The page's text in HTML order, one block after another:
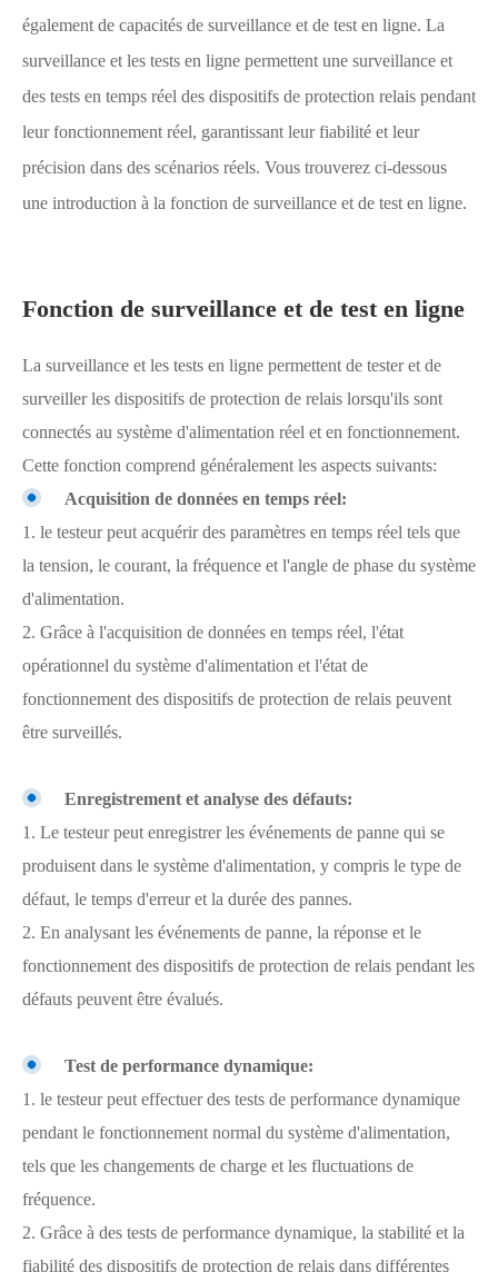
également de capacités de surveillance et de test en ligne. La
surveillance et les tests en ligne permettent une surveillance et
des tests en temps réel des dispositifs de protection relais pendant
leur fonctionnement réel, garantissant leur fiabilité et leur
précision dans des scénarios réels. Vous trouverez ci-dessous
une introduction à la fonction de surveillance et de test en ligne.
Fonction de surveillance et de test en ligne
La surveillance et les tests en ligne permettent de tester et de
surveiller les dispositifs de protection de relais lorsqu'ils sont
connectés au système d'alimentation réel et en fonctionnement.
Cette fonction comprend généralement les aspects suivants:
Acquisition de données en temps réel:
1. le testeur peut acquérir des paramètres en temps réel tels que
la tension, le courant, la fréquence et l'angle de phase du système
d'alimentation.
2. Grâce à l'acquisition de données en temps réel, l'état
opérationnel du système d'alimentation et l'état de
fonctionnement des dispositifs de protection de relais peuvent
être surveillés.
Enregistrement et analyse des défauts:
1. Le testeur peut enregistrer les événements de panne qui se
produisent dans le système d'alimentation, y compris le type de
défaut, le temps d'erreur et la durée des pannes.
2. En analysant les événements de panne, la réponse et le
fonctionnement des dispositifs de protection de relais pendant les
défauts peuvent être évalués.
Test de performance dynamique:
1. le testeur peut effectuer des tests de performance dynamique
pendant le fonctionnement normal du système d'alimentation,
tels que les changements de charge et les fluctuations de
fréquence.
2. Grâce à des tests de performance dynamique, la stabilité et la
fiabilité des dispositifs de protection de relais dans différentes